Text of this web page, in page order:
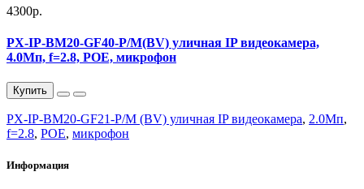
4300р.
PX-IP-BM20-GF40-P/M(BV) уличная IP видеокамера,
4.0Мп, f=2.8, POE, микрофон
Купить
PX-IP-BM20-GF21-P/M (BV) уличная IP видеокамера, 2.0Мп,
f=2.8, POE, микрофон
Информация